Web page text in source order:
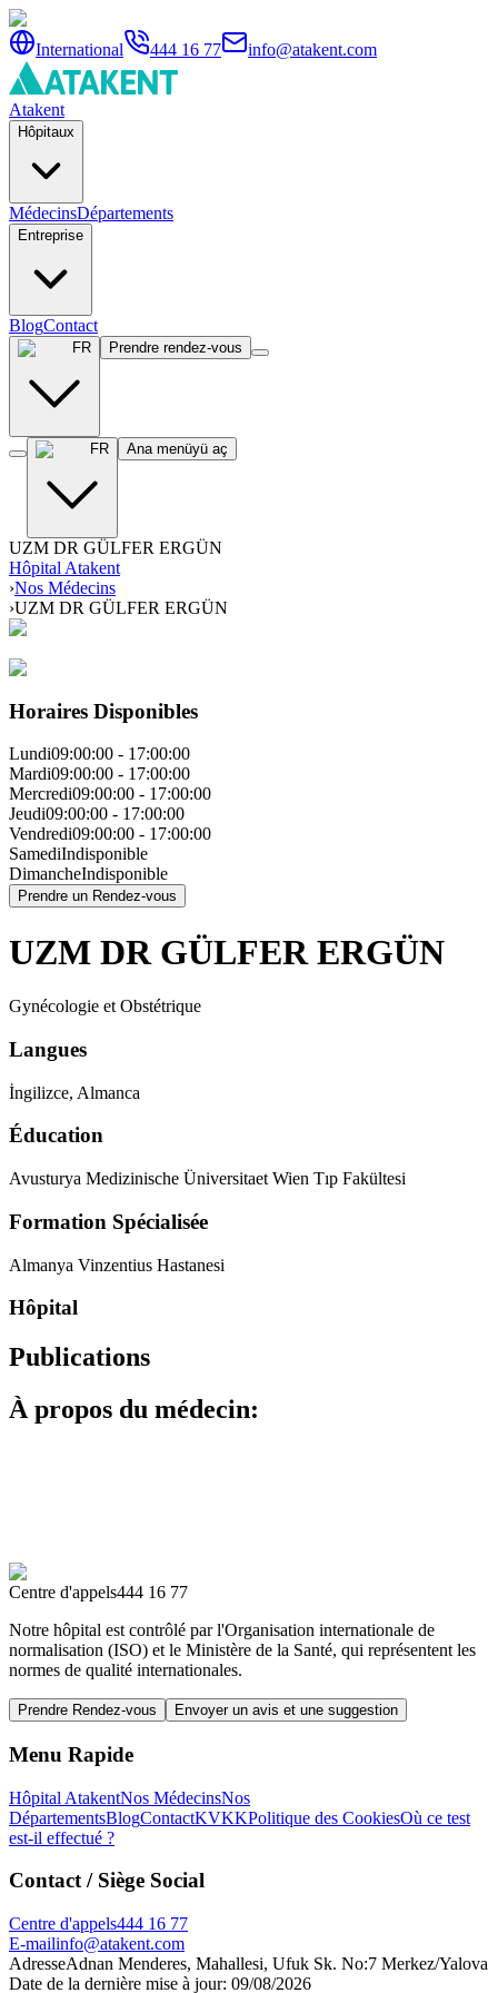
International 444 16 77 info@atakent.com
Atakent
Hôpitaux
MédecinsDépartements
Entreprise
BlogContact
FR Prendre rendez-vous
FR Ana menüyü aç
UZM DR GÜLFER ERGÜN
Hôpital Atakent
›Nos Médecins
›UZM DR GÜLFER ERGÜN
Horaires Disponibles
Lundi09:00:00 - 17:00:00
Mardi09:00:00 - 17:00:00
Mercredi09:00:00 - 17:00:00
Jeudi09:00:00 - 17:00:00
Vendredi09:00:00 - 17:00:00
SamediIndisponible
DimancheIndisponible
Prendre un Rendez-vous
UZM DR GÜLFER ERGÜN
Gynécologie et Obstétrique
Langues
İngilizce, Almanca
Éducation
Avusturya Medizinische Üniversitaet Wien Tıp Fakültesi
Formation Spécialisée
Almanya Vinzentius Hastanesi
Hôpital
Publications
À propos du médecin:
Centre d'appels444 16 77
Notre hôpital est contrôlé par l'Organisation internationale de
normalisation (ISO) et le Ministère de la Santé, qui représentent les
normes de qualité internationales.
Prendre Rendez-vous Envoyer un avis et une suggestion
Menu Rapide
Hôpital AtakentNos MédecinsNos
DépartementsBlogContactKVKKPolitique des CookiesOù ce test
est-il effectué ?
Contact / Siège Social
Centre d'appels444 16 77
E-mailinfo@atakent.com
AdresseAdnan Menderes, Mahallesi, Ufuk Sk. No:7 Merkez/Yalova
Date de la dernière mise à jour: 09/08/2026